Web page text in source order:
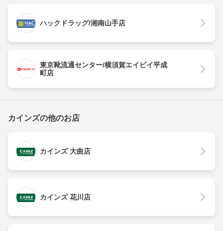
ハックドラッグ/湘南山手店
東京靴流通センター/横須賀エイビイ平成
町店
カインズの他のお店
カインズ 大曲店
カインズ 花川店